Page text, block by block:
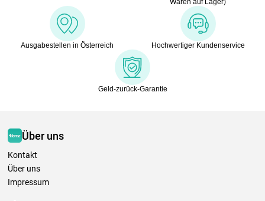
Waren auf Lager)
Ausgabestellen in Österreich Hochwertiger Kundenservice
Geld-zurück-Garantie
Über uns
Kontakt
Über uns
Impressum